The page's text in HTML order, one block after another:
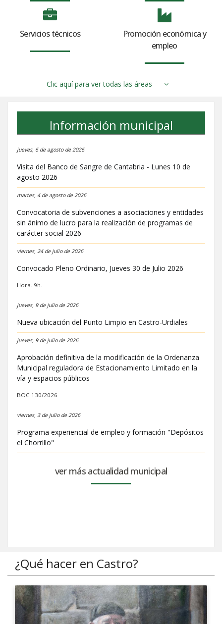
Servicios técnicos
Promoción económica y
empleo
Clic aquí para ver todas las áreas
Información municipal
jueves, 6 de agosto de 2026
Visita del Banco de Sangre de Cantabria - Lunes 10 de
agosto 2026
martes, 4 de agosto de 2026
Convocatoria de subvenciones a asociaciones y entidades
sin ánimo de lucro para la realización de programas de
carácter social 2026
viernes, 24 de julio de 2026
Convocado Pleno Ordinario, Jueves 30 de Julio 2026
Hora. 9h.
jueves, 9 de julio de 2026
Nueva ubicación del Punto Limpio en Castro-Urdiales
jueves, 9 de julio de 2026
Aprobación definitiva de la modificación de la Ordenanza
Municipal reguladora de Estacionamiento Limitado en la
vía y espacios públicos
BOC 130/2026
viernes, 3 de julio de 2026
Programa experiencial de empleo y formación "Depósitos
el Chorrillo"
ver más actualidad municipal
¿Qué hacer en Castro?